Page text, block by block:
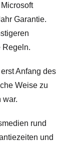
Garantie.
Regeln.
Anfang des
Weise zu
war.
rund
und